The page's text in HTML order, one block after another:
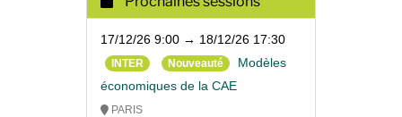
17/12/26 9:00 → 18/12/26 17:30
INTER Nouveauté
Modèles
économiques de la CAE
PARIS